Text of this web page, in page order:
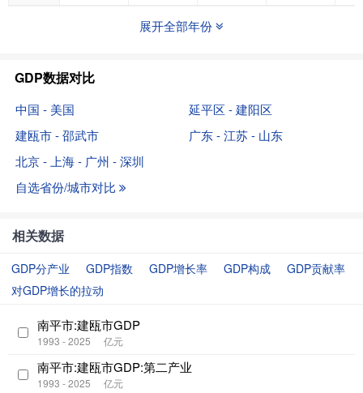
展开全部年份
GDP数据对比
中国 - 美国
延平区 - 建阳区
建瓯市 - 邵武市
广东 - 江苏 - 山东
北京 - 上海 - 广州 - 深圳
自选省份/城市对比
相关数据
GDP分产业 GDP指数 GDP增长率 GDP构成
GDP贡献率
对GDP增长的拉动
南平市:建瓯市GDP
1993 - 2025 亿元
南平市:建瓯市GDP:第二产业
1993 - 2025 亿元